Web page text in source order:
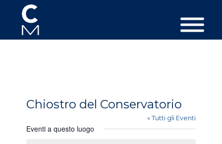
Chiostro del Conservatorio
« Tutti gli Eventi
Eventi a questo luogo